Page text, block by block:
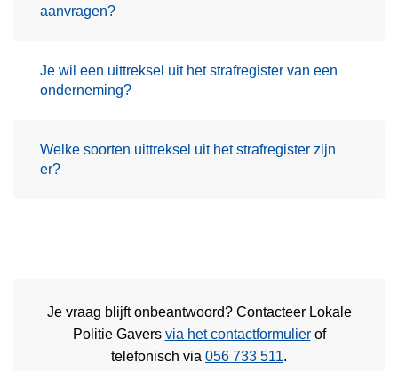
aanvragen?
Je wil een uittreksel uit het strafregister van een
onderneming?
Welke soorten uittreksel uit het strafregister zijn
er?
Je vraag blijft onbeantwoord? Contacteer Lokale
Politie Gavers via het contactformulierof
telefonisch via 056 733 511.